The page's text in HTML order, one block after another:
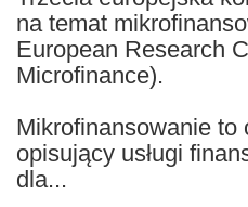
na temat
European Research
Microfinance).
Mikrofinansowanie to
opisujący usługi
dla...